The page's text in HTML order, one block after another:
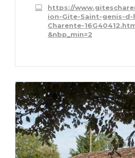
https://
ion-Gite-Saint-genis-d-
Charente-
&nbp_min=2